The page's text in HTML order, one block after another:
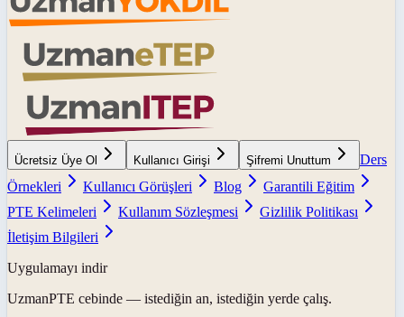
Ücretsiz Üye Ol Kullanıcı Girişi Şifremi Unuttum
Ders
Örnekleri
Kullanıcı Görüşleri Blog
Garantili Eğitim
PTE Kelimeleri
Kullanım Sözleşmesi
Gizlilik Politikası
İletişim Bilgileri
Uygulamayı indir
UzmanPTE cebinde — istediğin an, istediğin yerde çalış.